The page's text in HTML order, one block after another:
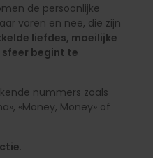
de persoonlijke
voren en nee, die zijn
liefdes, moeilijke
sfeer begint te
nummers zoals
«Money, Money» of
.